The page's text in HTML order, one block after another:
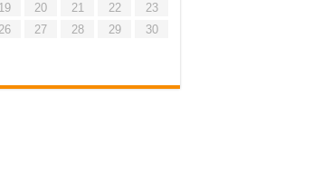
19 20 21 22
23
27 28 29
30